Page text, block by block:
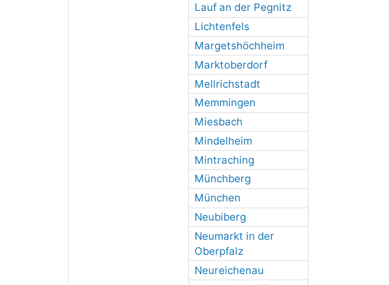
Lauf an der Pegnitz
Lichtenfels
Margetshöchheim
Marktoberdorf
Mellrichstadt
Memmingen
Miesbach
Mindelheim
Mintraching
Münchberg
München
Neubiberg
Neumarkt in der
Oberpfalz
Neureichenau